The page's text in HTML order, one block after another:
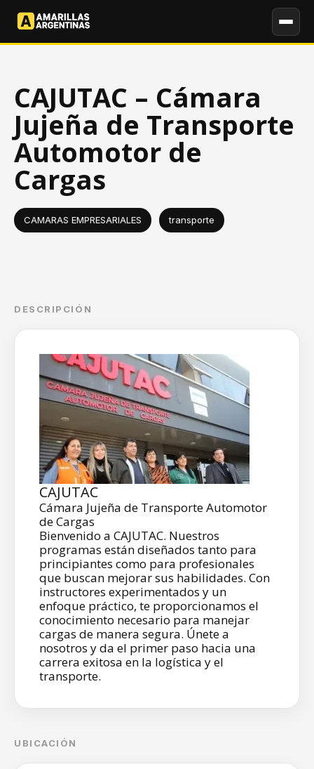
CAJUTAC – Cámara
Jujeña de Transporte
Automotor de
Cargas
CAMARAS EMPRESARIALES transporte
DESCRIPCIÓN
CAJUTAC
Cámara Jujeña de Transporte Automotor
de Cargas
Bienvenido a CAJUTAC. Nuestros
programas están diseñados tanto para
principiantes como para profesionales
que buscan mejorar sus habilidades. Con
instructores experimentados y un
enfoque práctico, te proporcionamos el
conocimiento necesario para manejar
cargas de manera segura. Únete a
nosotros y da el primer paso hacia una
carrera exitosa en la logística y el
transporte.
UBICACIÓN